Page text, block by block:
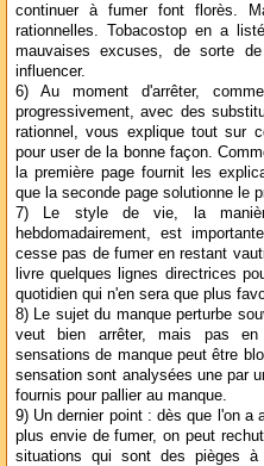
continuer à fumer font florès.
rationnelles. Tobacostop en a
mauvaises excuses, de sorte
influencer.
6) Au moment d'arrêter,
progressivement, avec des
rationnel, vous explique tout sur
pour user de la bonne façon.
la première page fournit les
que la seconde page solutionne le
7) Le style de vie, la
hebdomadairement, est
cesse pas de fumer en restant
livre quelques lignes directrices
quotidien qui n'en sera que plus
8) Le sujet du manque perturbe
veut bien arrêter, mais pas
sensations de manque peut être
sensation sont analysées une par
fournis pour pallier au manque.
9) Un dernier point : dès que l'on a
plus envie de fumer, on peut
situations qui sont des pièges à